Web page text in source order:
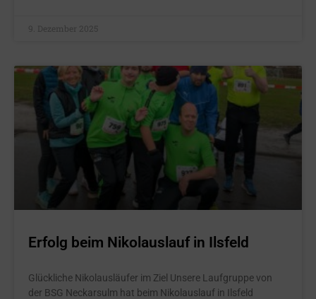
9. Dezember 2025
Erfolg beim Nikolauslauf in Ilsfeld
Glückliche Nikolausläufer im Ziel Unsere Laufgruppe von
der BSG Neckarsulm hat beim Nikolauslauf in Ilsfeld